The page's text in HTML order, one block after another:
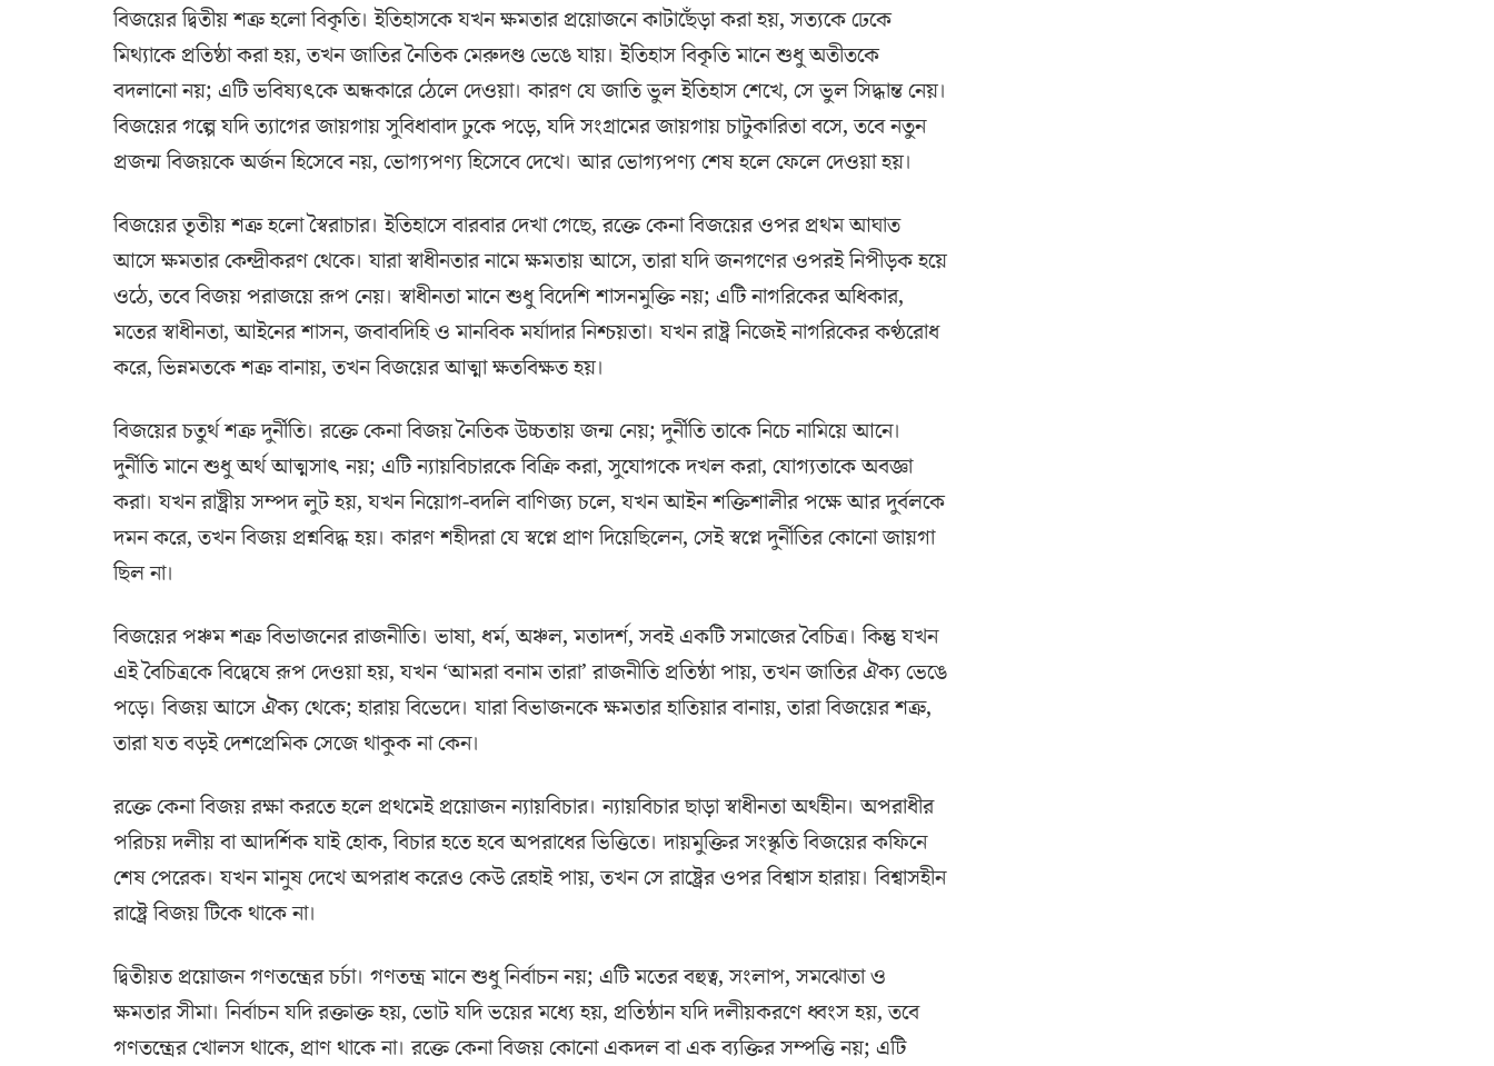
বিজয়ের দ্বিতীয় শত্রু হলো বিকৃতি। ইতিহাসকে যখন ক্ষমতার প্রয়োজনে কাটাছেঁড়া করা হয়, সত্যকে ঢেকে
মিথ্যাকে প্রতিষ্ঠা করা হয়, তখন জাতির নৈতিক মেরুদণ্ড ভেঙে যায়। ইতিহাস বিকৃতি মানে শুধু অতীতকে
বদলানো নয়; এটি ভবিষ্যৎকে অন্ধকারে ঠেলে দেওয়া। কারণ যে জাতি ভুল ইতিহাস শেখে, সে ভুল সিদ্ধান্ত নেয়।
বিজয়ের গল্পে যদি ত্যাগের জায়গায় সুবিধাবাদ ঢুকে পড়ে, যদি সংগ্রামের জায়গায় চাটুকারিতা বসে, তবে নতুন
প্রজন্ম বিজয়কে অর্জন হিসেবে নয়, ভোগ্যপণ্য হিসেবে দেখে। আর ভোগ্যপণ্য শেষ হলে ফেলে দেওয়া হয়।
বিজয়ের তৃতীয় শত্রু হলো স্বৈরাচার। ইতিহাসে বারবার দেখা গেছে, রক্তে কেনা বিজয়ের ওপর প্রথম আঘাত
আসে ক্ষমতার কেন্দ্রীকরণ থেকে। যারা স্বাধীনতার নামে ক্ষমতায় আসে, তারা যদি জনগণের ওপরই নিপীড়ক হয়ে
ওঠে, তবে বিজয় পরাজয়ে রূপ নেয়। স্বাধীনতা মানে শুধু বিদেশি শাসনমুক্তি নয়; এটি নাগরিকের অধিকার,
মতের স্বাধীনতা, আইনের শাসন, জবাবদিহি ও মানবিক মর্যাদার নিশ্চয়তা। যখন রাষ্ট্র নিজেই নাগরিকের কণ্ঠরোধ
করে, ভিন্নমতকে শত্রু বানায়, তখন বিজয়ের আত্মা ক্ষতবিক্ষত হয়।
বিজয়ের চতুর্থ শত্রু দুর্নীতি। রক্তে কেনা বিজয় নৈতিক উচ্চতায় জন্ম নেয়; দুর্নীতি তাকে নিচে নামিয়ে আনে।
দুর্নীতি মানে শুধু অর্থ আত্মসাৎ নয়; এটি ন্যায়বিচারকে বিক্রি করা, সুযোগকে দখল করা, যোগ্যতাকে অবজ্ঞা
করা। যখন রাষ্ট্রীয় সম্পদ লুট হয়, যখন নিয়োগ-বদলি বাণিজ্য চলে, যখন আইন শক্তিশালীর পক্ষে আর দুর্বলকে
দমন করে, তখন বিজয় প্রশ্নবিদ্ধ হয়। কারণ শহীদরা যে স্বপ্নে প্রাণ দিয়েছিলেন, সেই স্বপ্নে দুর্নীতির কোনো জায়গা
ছিল না।
বিজয়ের পঞ্চম শত্রু বিভাজনের রাজনীতি। ভাষা, ধর্ম, অঞ্চল, মতাদর্শ, সবই একটি সমাজের বৈচিত্র। কিন্তু যখন
এই বৈচিত্রকে বিদ্বেষে রূপ দেওয়া হয়, যখন ‘আমরা বনাম তারা’ রাজনীতি প্রতিষ্ঠা পায়, তখন জাতির ঐক্য ভেঙে
পড়ে। বিজয় আসে ঐক্য থেকে; হারায় বিভেদে। যারা বিভাজনকে ক্ষমতার হাতিয়ার বানায়, তারা বিজয়ের শত্রু,
তারা যত বড়ই দেশপ্রেমিক সেজে থাকুক না কেন।
রক্তে কেনা বিজয় রক্ষা করতে হলে প্রথমেই প্রয়োজন ন্যায়বিচার। ন্যায়বিচার ছাড়া স্বাধীনতা অর্থহীন। অপরাধীর
পরিচয় দলীয় বা আদর্শিক যাই হোক, বিচার হতে হবে অপরাধের ভিত্তিতে। দায়মুক্তির সংস্কৃতি বিজয়ের কফিনে
শেষ পেরেক। যখন মানুষ দেখে অপরাধ করেও কেউ রেহাই পায়, তখন সে রাষ্ট্রের ওপর বিশ্বাস হারায়। বিশ্বাসহীন
রাষ্ট্রে বিজয় টিকে থাকে না।
দ্বিতীয়ত প্রয়োজন গণতন্ত্রের চর্চা। গণতন্ত্র মানে শুধু নির্বাচন নয়; এটি মতের বহুত্ব, সংলাপ, সমঝোতা ও
ক্ষমতার সীমা। নির্বাচন যদি রক্তাক্ত হয়, ভোট যদি ভয়ের মধ্যে হয়, প্রতিষ্ঠান যদি দলীয়করণে ধ্বংস হয়, তবে
গণতন্ত্রের খোলস থাকে, প্রাণ থাকে না। রক্তে কেনা বিজয় কোনো একদল বা এক ব্যক্তির সম্পত্তি নয়; এটি